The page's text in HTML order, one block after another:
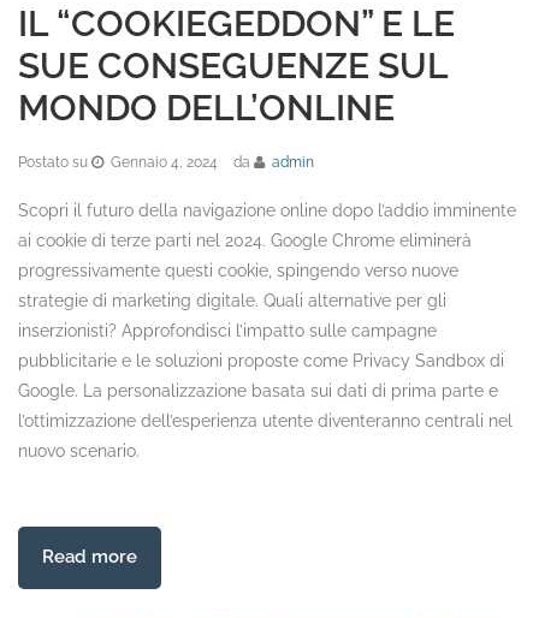
IL “COOKIEGEDDON” E LE
SUE CONSEGUENZE SUL
MONDO DELL’ONLINE
Postato su Gennaio 4, 2024 da admin
Scopri il futuro della navigazione online dopo l’addio imminente
ai cookie di terze parti nel 2024. Google Chrome eliminerà
progressivamente questi cookie, spingendo verso nuove
strategie di marketing digitale. Quali alternative per gli
inserzionisti? Approfondisci l’impatto sulle campagne
pubblicitarie e le soluzioni proposte come Privacy Sandbox di
Google. La personalizzazione basata sui dati di prima parte e
l’ottimizzazione dell’esperienza utente diventeranno centrali nel
nuovo scenario.
Read more